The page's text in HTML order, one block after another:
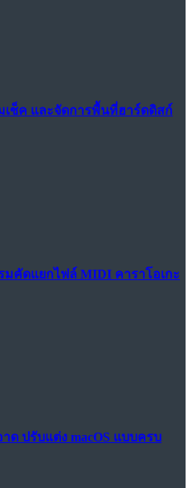
เช็ค และจัดการพื้นที่ฮาร์ดดิสก์
มคัดแยกไฟล์ MIDI คาราโอเกะ
ด ปรับแต่ง macOS แบบครบ